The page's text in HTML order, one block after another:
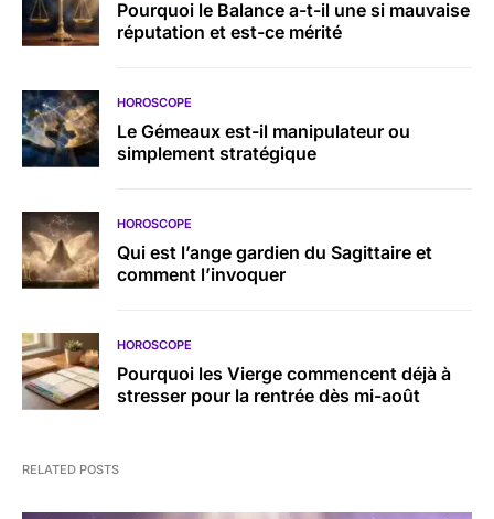
Pourquoi le Balance a-t-il une si mauvaise
réputation et est-ce mérité
HOROSCOPE
Le Gémeaux est-il manipulateur ou
simplement stratégique
HOROSCOPE
Qui est l’ange gardien du Sagittaire et
comment l’invoquer
HOROSCOPE
Pourquoi les Vierge commencent déjà à
stresser pour la rentrée dès mi-août
RELATED POSTS